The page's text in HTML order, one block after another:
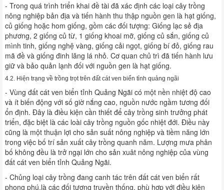
- Trong quá trình triển khai đề tài đã xác định các loại cây trồng
nông nghiệp bản địa và tiến hành thu thập nguồn gen là hạt giống,
củ giống hoặc hom giống, gồm các đối tượng: Giống lạc sẻ địa
phương, 2 giống củ từ, 1 giống khoai mỡ, giống củ sắn, giống củ
mình tinh, giống nghệ vàng, giống cải ngọt, giống bí đỏ, giống rau
mã đề và giống đinh lăng lá nhỏ. Cơ quan chủ trì đã tiến hành lưu
giữ và bảo quản lạnh đối với nguồn gen là hạt giống.
4.2. Hiện trạng về trồng trọt trên đất cát ven biển tỉnh quảng ngãi
- Vùng đất cát ven biển tỉnh Quảng Ngãi có một nền nhiệt độ cao
và ít biến động với số giờ nắng cao, nguồn nước ngầm tương đối
ổn định. Đây là điều kiện cần thiết để cây trồng sinh trưởng phát
triển, đặc biệt là các loài cây trồng nguồn gốc nhiệt đới. Điều này
cũng là một thuận lợi cho sản suất nông nghiệp và tiềm năng lớn
trong việc bố trí sản xuất cây trồng quanh năm. Lượng mưa phân
bố không đều là trở ngại lớn cho sản xuât nông nghiệp của vùng
đất cát ven biển tỉnh Quảng Ngãi.
- Chủng loại cây trồng đang canh tác trên đất cát ven biển rất
phong phú,là các đối tượng truyền thống, phù hợp với điều kiện